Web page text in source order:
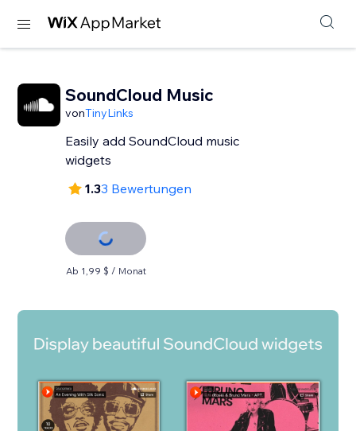
SoundCloud Music
vonTinyLinks
Easily add SoundCloud music
widgets
1.33 Bewertungen
Ab 1,99 $ / Monat